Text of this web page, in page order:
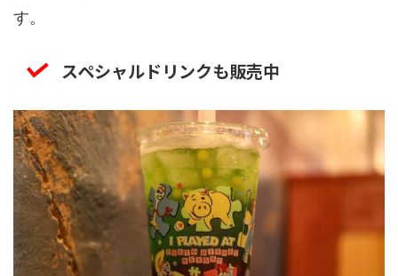
す。
スペシャルドリンクも販売中